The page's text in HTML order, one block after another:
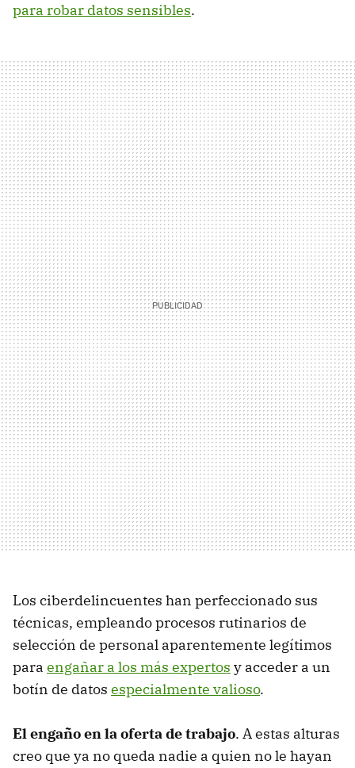
para robar datos sensibles.
Los ciberdelincuentes han perfeccionado sus
técnicas, empleando procesos rutinarios de
selección de personal aparentemente legítimos
para engañar a los más expertos y acceder a un
botín de datos especialmente valioso.
El engaño en la oferta de trabajo. A estas alturas
creo que ya no queda nadie a quien no le hayan